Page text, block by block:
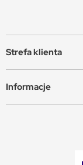
Strefa klienta
Informacje